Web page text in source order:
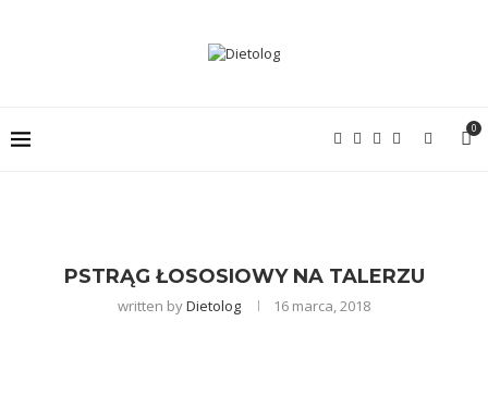
0
PSTRĄG ŁOSOSIOWY NA TALERZU
written byDietolog 16 marca, 2018